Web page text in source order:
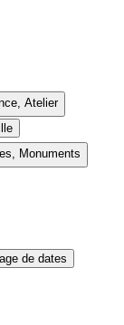
Atelier
Monuments
de dates